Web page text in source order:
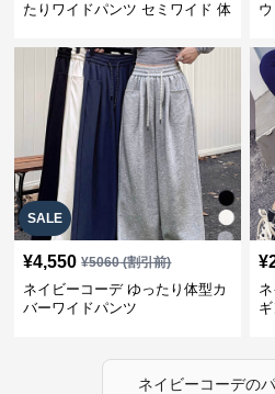
たりワイドパンツ セミワイド 体
SALE
¥4,550 ¥5060(割引前)
ネイビーコーデ ゆったり体型カ
バーワイドパンツ
¥
ネイビーコーデの